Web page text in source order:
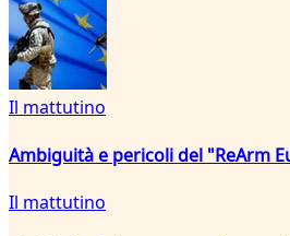
Il mattutino
Ambiguità e pericoli del "ReArm
Il mattutino